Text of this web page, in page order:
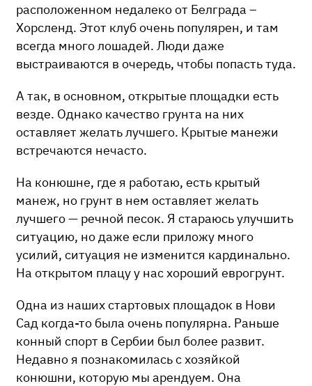
расположенном недалеко от Белграда –
Хорсленд. Этот клуб очень популярен, и там
всегда много лошадей. Люди даже
выстраиваются в очередь, чтобы попасть туда.
А так, в основном, открытые площадки есть
везде. Однако качество грунта на них
оставляет желать лучшего. Крытые манежи
встречаются нечасто.
На конюшне, где я работаю, есть крытый
манеж, но грунт в нем оставляет желать
лучшего — речной песок. Я стараюсь улучшить
ситуацию, но даже если приложу много
усилий, ситуация не изменится кардинально.
На открытом плацу у нас хороший еврогрунт.
Одна из наших стартовых площадок в Нови
Сад когда-то была очень популярна. Раньше
конный спорт в Сербии был более развит.
Недавно я познакомилась с хозяйкой
конюшни, которую мы арендуем. Она